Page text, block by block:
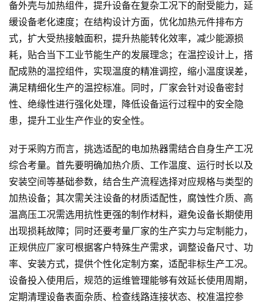
备外壳与加热组件，提升设备在复杂工况下的耐受能力，延
缓设备老化速度；在结构设计方面，优化加热元件排布方
式，扩大受热接触面积，提升热能转化效率，减少能源损
耗，贴合当下工业节能生产的发展理念；在温控设计上，搭
配成熟的温控组件，实现温度的精准调控，缩小温度误差，
满足精细化生产的温控标准。同时，厂家会针对设备密封
性、绝缘性进行强化处理，降低设备运行过程中的安全隐
患，提升工业生产作业的安全性。
对于采购方而言，挑选适配的电加热器需结合自身生产工况
综合考量。首先要明确加热介质、工作温度、运行时长以及
安装空间等基础参数，结合生产流程选择对应规格与类型的
加热设备；其次需关注设备的材质适配性，腐蚀性介质、高
温高压工况需选用抗性更强的制作材料，避免设备长期使用
出现损耗故障；同时还要考量厂家的生产实力与定制能力，
正规供应厂家可根据客户特殊生产需求，调整设备尺寸、功
率、安装方式，提供个性化定制方案，适配非标生产工况。
设备投入使用后，规范的运维管理能够有效延长使用周期，
定期清理设备表面杂质、检查线路连接状态、校准温控参